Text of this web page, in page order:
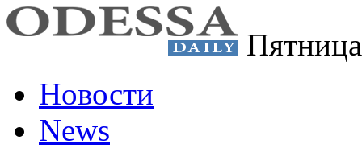
Новости
News